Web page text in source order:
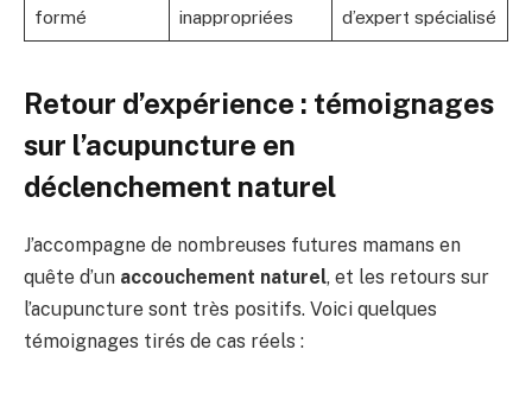
formé
inappropriées
d’expert spécialisé
Retour d’expérience : témoignages
sur l’acupuncture en
déclenchement naturel
J’accompagne de nombreuses futures mamans en
quête d’un accouchement naturel, et les retours sur
l’acupuncture sont très positifs. Voici quelques
témoignages tirés de cas réels :